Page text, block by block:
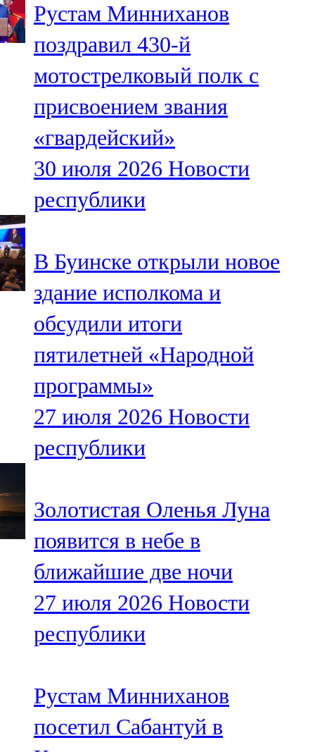
104,7 FM
Олы Әтнә
71,42 FM
Сарман
107,8 FM
Теләче
106,1 FM
102,6 FM
Чирмешән
107,7 FM
Чистай
103,0 FM
Чүпрәле
91,0 FM
102,3 FM
Яңа чишмә
107,0 FM
Яр Чаллы
105,5 FM
Рустам Минниханов
поздравил 430-й
мотострелковый полк с
присвоением звания
«гвардейский»
30 июля 2026 Новости
республики
В Буинске открыли новое
здание исполкома и
обсудили итоги
пятилетней «Народной
программы»
27 июля 2026 Новости
республики
Золотистая Оленья Луна
появится в небе в
ближайшие две ночи
27 июля 2026 Новости
республики
Рустам Минниханов
посетил Сабантуй в